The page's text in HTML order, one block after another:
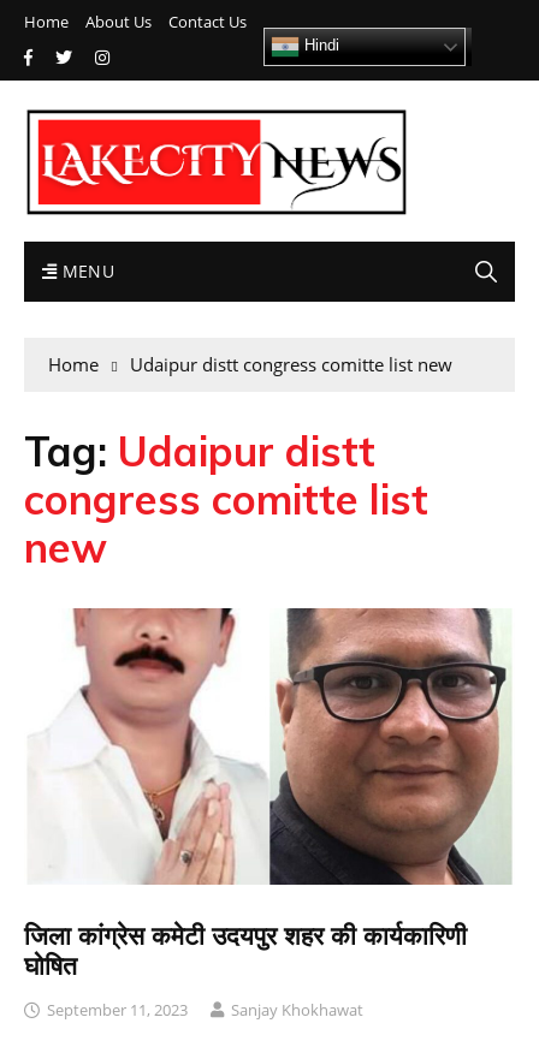
Home About Us Contact Us
Hindi
MENU
Home Udaipur distt congress comitte list new
Tag: Udaipur distt
congress comitte list
new
जिला कांग्रेस कमेटी उदयपुर शहर की कार्यकारिणी
घोषित
September 11, 2023 Sanjay Khokhawat